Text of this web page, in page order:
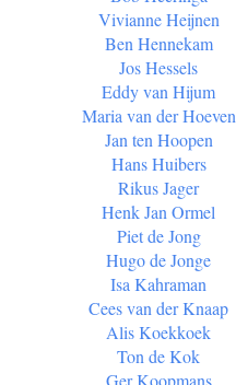
Vivianne Heijnen
Ben Hennekam
Jos Hessels
Eddy van Hijum
Maria van der Hoeven
Jan ten Hoopen
Hans Huibers
Rikus Jager
Henk Jan Ormel
Piet de Jong
Hugo de Jonge
Isa Kahraman
Cees van der Knaap
Alis Koekkoek
Ton de Kok
Ger Koopmans